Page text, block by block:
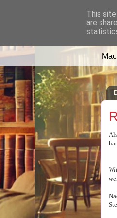
This
are